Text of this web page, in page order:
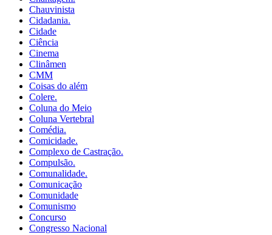
Chauvinista
Cidadania.
Cidade
Ciência
Cinema
Clinâmen
CMM
Coisas do além
Colere.
Coluna do Meio
Coluna Vertebral
Comédia.
Comicidade.
Complexo de Castração.
Compulsão.
Comunalidade.
Comunicação
Comunidade
Comunismo
Concurso
Congresso Nacional